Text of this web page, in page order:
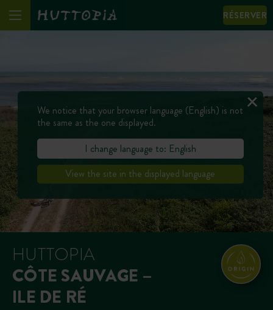
RÉSERVER
HUTTOPIA
CÔTE SAUVAGE –
ILE DE RÉ
We notice that your browser language (English) is not
the same as the one displayed.
I change language to: English
View the site in the displayed language